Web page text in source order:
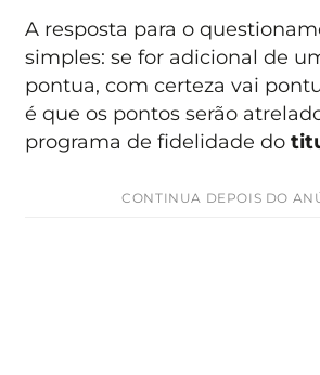
A resposta para o
simples: se for adicional de
pontua, com certeza vai
é que os pontos serão
programa de fidelidade do
CONTINUA DEPOIS DO